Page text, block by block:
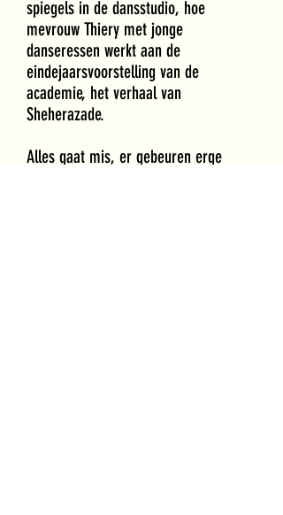
spiegels in de dansstudio, hoe
mevrouw Thiery met jonge
danseressen werkt aan de
eindejaarsvoorstelling van de
academie, het verhaal van
Sheherazade.
Alles gaat mis, er gebeuren erge